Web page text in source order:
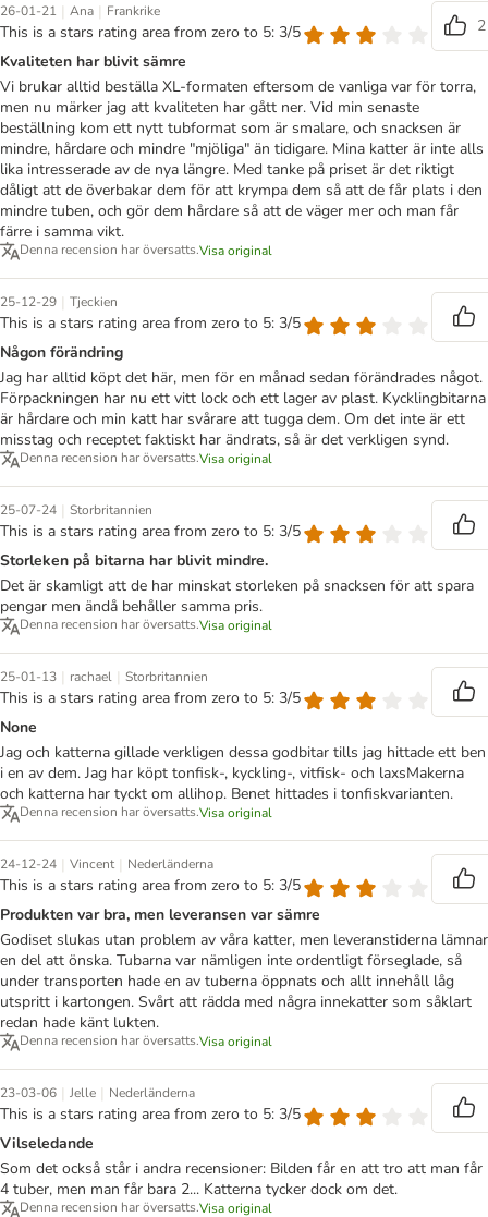
26-01-21 | Ana | Frankrike
This is a stars rating area from zero to 5: 3/5
2
Kvaliteten har blivit sämre
Vi brukar alltid beställa XL-formaten eftersom de vanliga var för torra,
men nu märker jag att kvaliteten har gått ner. Vid min senaste
beställning kom ett nytt tubformat som är smalare, och snacksen är
mindre, hårdare och mindre "mjöliga" än tidigare. Mina katter är inte alls
lika intresserade av de nya längre. Med tanke på priset är det riktigt
dåligt att de överbakar dem för att krympa dem så att de får plats i den
mindre tuben, och gör dem hårdare så att de väger mer och man får
färre i samma vikt.
Denna recension har översatts.Visa original
25-12-29 | Tjeckien
This is a stars rating area from zero to 5: 3/5
Någon förändring
Jag har alltid köpt det här, men för en månad sedan förändrades något.
Förpackningen har nu ett vitt lock och ett lager av plast. Kycklingbitarna
är hårdare och min katt har svårare att tugga dem. Om det inte är ett
misstag och receptet faktiskt har ändrats, så är det verkligen synd.
Denna recension har översatts.Visa original
25-07-24 | Storbritannien
This is a stars rating area from zero to 5: 3/5
Storleken på bitarna har blivit mindre.
Det är skamligt att de har minskat storleken på snacksen för att spara
pengar men ändå behåller samma pris.
Denna recension har översatts.Visa original
25-01-13 | rachael | Storbritannien
This is a stars rating area from zero to 5: 3/5
None
Jag och katterna gillade verkligen dessa godbitar tills jag hittade ett ben
i en av dem. Jag har köpt tonfisk-, kyckling-, vitfisk- och laxsMakerna
och katterna har tyckt om allihop. Benet hittades i tonfiskvarianten.
Denna recension har översatts.Visa original
24-12-24 | Vincent | Nederländerna
This is a stars rating area from zero to 5: 3/5
Produkten var bra, men leveransen var sämre
Godiset slukas utan problem av våra katter, men leveranstiderna lämnar
en del att önska. Tubarna var nämligen inte ordentligt förseglade, så
under transporten hade en av tuberna öppnats och allt innehåll låg
utspritt i kartongen. Svårt att rädda med några innekatter som såklart
redan hade känt lukten.
Denna recension har översatts.Visa original
23-03-06 | Jelle | Nederländerna
This is a stars rating area from zero to 5: 3/5
Vilseledande
Som det också står i andra recensioner: Bilden får en att tro att man får
4 tuber, men man får bara 2... Katterna tycker dock om det.
Denna recension har översatts.Visa original